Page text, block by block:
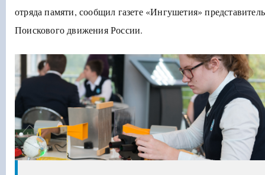
отряда памяти, сообщил газете «Ингушетия» представитель
Поискового движения России.